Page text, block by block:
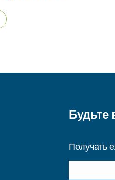
Будьте
Получать